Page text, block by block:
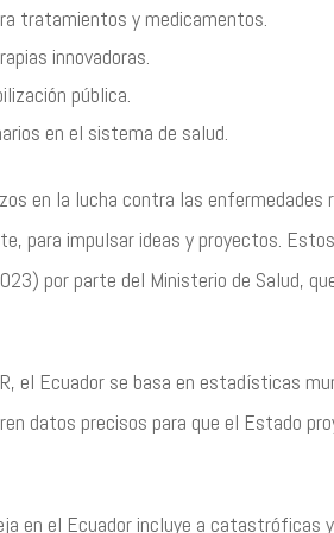
tratamientos y medicamentos.
innovadoras.
pública.
en el sistema de salud.
en la lucha contra las
para impulsar ideas y proyectos.
por parte del Ministerio de Salud,
el Ecuador se basa en estadísticas
datos precisos para que el Estado
en el Ecuador incluye a